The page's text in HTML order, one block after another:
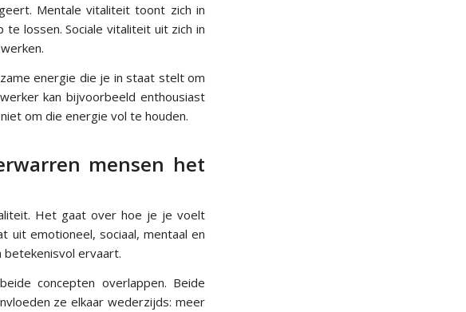
Mentale vitaliteit toont zich in
lossen. Sociale vitaliteit uit zich in
energie die je in staat stelt om
kan bijvoorbeeld enthousiast
om die energie vol te houden.
mensen het
Het gaat over hoe je je voelt
uit emotioneel, sociaal, mentaal en
betekenisvol ervaart.
concepten overlappen. Beide
ze elkaar wederzijds: meer